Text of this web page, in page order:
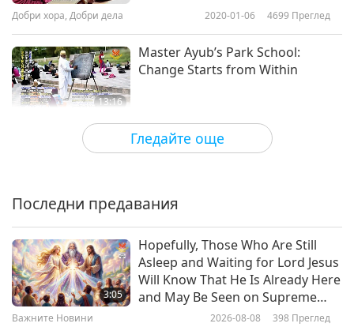
Гледайте още
Добри хора, Добри дела 2020-01-06 4699 Преглед
13:16
Master Ayub’s Park School:
Change Starts from Within
Добри хора, Добри дела 2019-12-30 4254
13:29
Katie Cantrell: Presenting the
Realities of Food Sustainability
and Animal Welfare
Последни предавания
3:05
Hopefully, Those Who Are Still
Asleep and Waiting for Lord Jesus
Will Know That He Is Already Here
and May Be Seen on Supreme
Master Television
Важните Новини 2026-08-08 398 Преглед